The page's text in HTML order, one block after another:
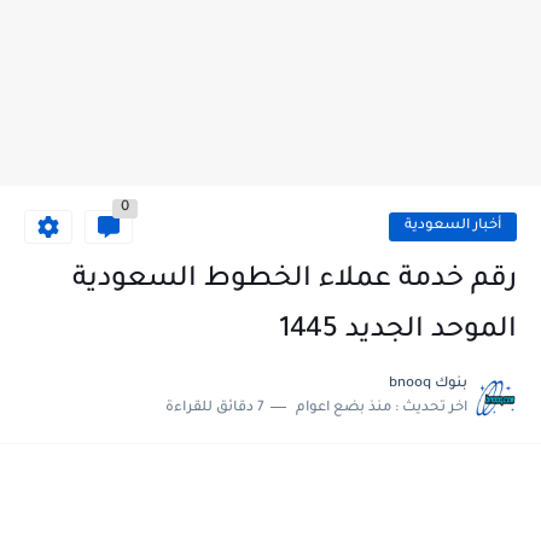
أخبار السعودية
0
رقم خدمة عملاء الخطوط السعودية
الموحد الجديد 1445
بنوك bnooq
اخر تحديث : منذ بضع اعوام 7 دقائق للقراءة